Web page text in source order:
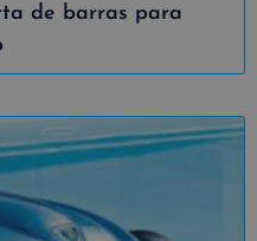
de barras para